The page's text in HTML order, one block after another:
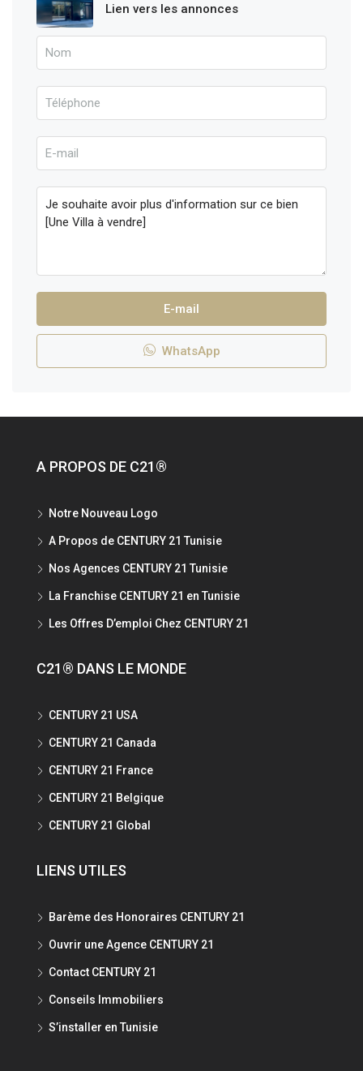
Lien vers les annonces
E-mail
WhatsApp
A PROPOS DE C21®
Notre Nouveau Logo
A Propos de CENTURY 21 Tunisie
Nos Agences CENTURY 21 Tunisie
La Franchise CENTURY 21 en Tunisie
Les Offres D’emploi Chez CENTURY 21
C21® DANS LE MONDE
CENTURY 21 USA
CENTURY 21 Canada
CENTURY 21 France
CENTURY 21 Belgique
CENTURY 21 Global
LIENS UTILES
Barème des Honoraires CENTURY 21
Ouvrir une Agence CENTURY 21
Contact CENTURY 21
Conseils Immobiliers
S’installer en Tunisie